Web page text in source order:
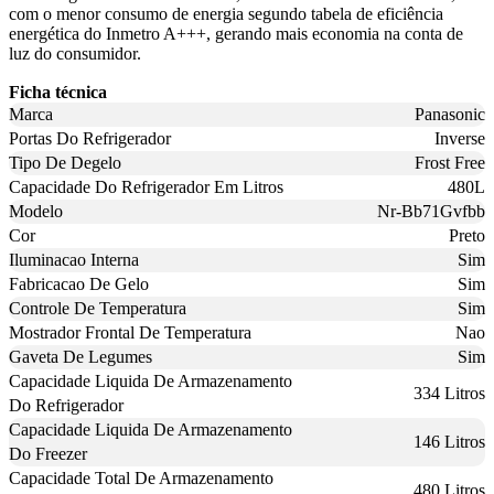
com o menor consumo de energia segundo tabela de eficiência
energética do Inmetro A+++, gerando mais economia na conta de
luz do consumidor.
Ficha técnica
Marca
Panasonic
Portas Do Refrigerador
Inverse
Tipo De Degelo
Frost Free
Capacidade Do Refrigerador Em Litros
480L
Modelo
Nr-Bb71Gvfbb
Cor
Preto
Iluminacao Interna
Sim
Fabricacao De Gelo
Sim
Controle De Temperatura
Sim
Mostrador Frontal De Temperatura
Nao
Gaveta De Legumes
Sim
Capacidade Liquida De Armazenamento
Do Refrigerador
334 Litros
Capacidade Liquida De Armazenamento
Do Freezer
146 Litros
Capacidade Total De Armazenamento
480 Litros